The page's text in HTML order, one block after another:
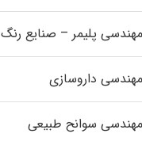
پلیمر – صنایع رنگ
داروسازی
سوانح طبیعی